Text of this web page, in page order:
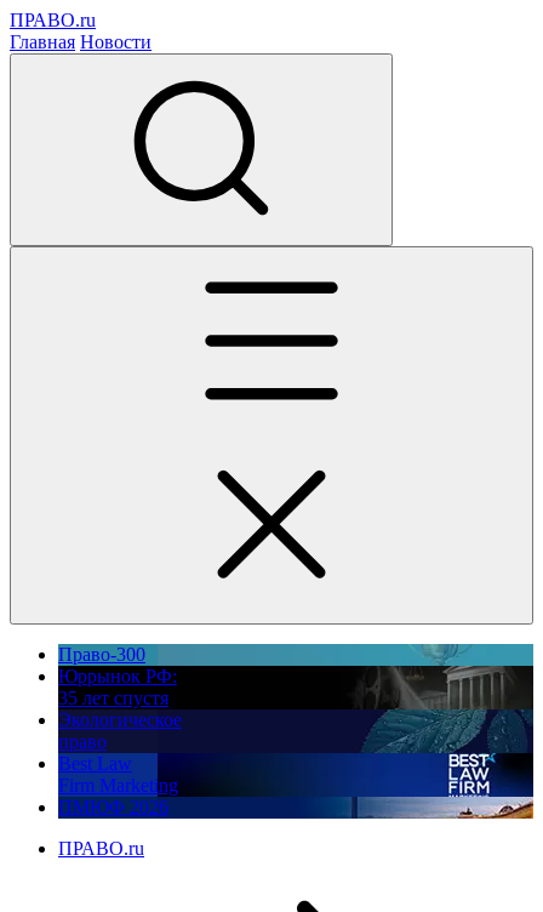
ПРАВО.ru
Главная Новости
Право-300
Юррынок РФ:
35 лет спустя
Экологическое
право
Best Law
Firm Marketing
ПМЮФ 2026
ПРАВО.ru